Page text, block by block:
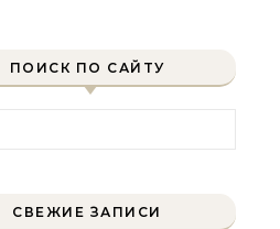
ПОИСК ПО САЙТУ
СВЕЖИЕ ЗАПИСИ